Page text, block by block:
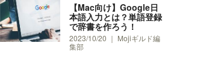
【Mac向け】Google日
本語入力とは？単語登録
で辞書を作ろう！
2023/10/20 ｜ Mojiギルド編
集部